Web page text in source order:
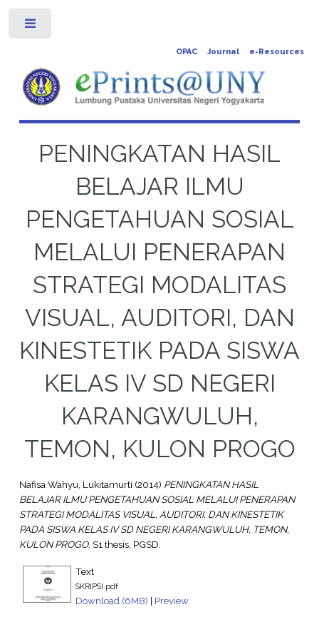
OPAC Journal e-Resources
PENINGKATAN HASIL
BELAJAR ILMU
PENGETAHUAN SOSIAL
MELALUI PENERAPAN
STRATEGI MODALITAS
VISUAL, AUDITORI, DAN
KINESTETIK PADA SISWA
KELAS IV SD NEGERI
KARANGWULUH,
TEMON, KULON PROGO
Nafisa Wahyu, Lukitamurti (2014) PENINGKATAN HASIL
BELAJAR ILMU PENGETAHUAN SOSIAL MELALUI PENERAPAN
STRATEGI MODALITAS VISUAL, AUDITORI, DAN KINESTETIK
PADA SISWA KELAS IV SD NEGERI KARANGWULUH, TEMON,
KULON PROGO. S1 thesis, PGSD.
Text
SKRIPSI.pdf
Download (6MB) | Preview